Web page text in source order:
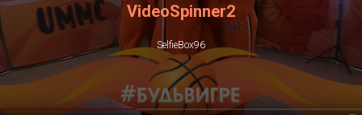
VideoSpinner2
SelfieBox96